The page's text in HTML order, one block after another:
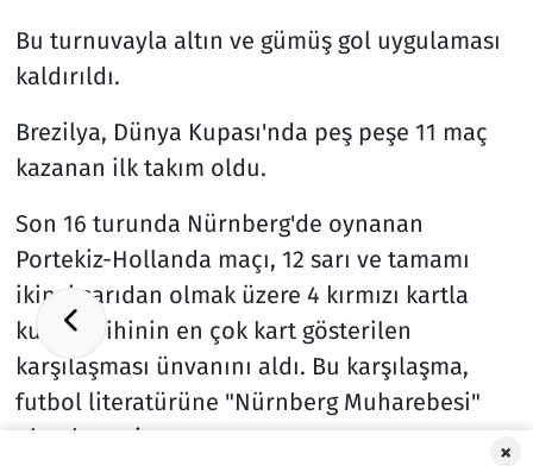
×
Bu turnuvayla altın ve gümüş gol uygulaması
kaldırıldı.
Brezilya, Dünya Kupası'nda peş peşe 11 maç
kazanan ilk takım oldu.
Son 16 turunda Nürnberg'de oynanan
Portekiz-Hollanda maçı, 12 sarı ve tamamı
ikinci sarıdan olmak üzere 4 kırmızı kartla
kupa tarihinin en çok kart gösterilen
karşılaşması ünvanını aldı. Bu karşılaşma,
futbol literatürüne "Nürnberg Muharebesi"
olarak geçti.